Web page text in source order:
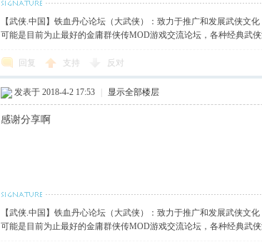
【武侠.中国】铁血丹心论坛（大武侠）：致力于推广和发展武侠文
可能是目前为止最好的金庸群侠传MOD游戏交流论坛，各种经典武
回复 支持 反对
发表于 2018-4-2 17:53 显示全部楼层
感谢分享啊
【武侠.中国】铁血丹心论坛（大武侠）：致力于推广和发展武侠文
可能是目前为止最好的金庸群侠传MOD游戏交流论坛，各种经典武